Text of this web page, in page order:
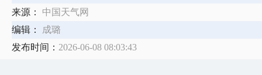
来源：
中国天气网
编辑：
成璐
发布时间： 2026-06-08 08:03:43